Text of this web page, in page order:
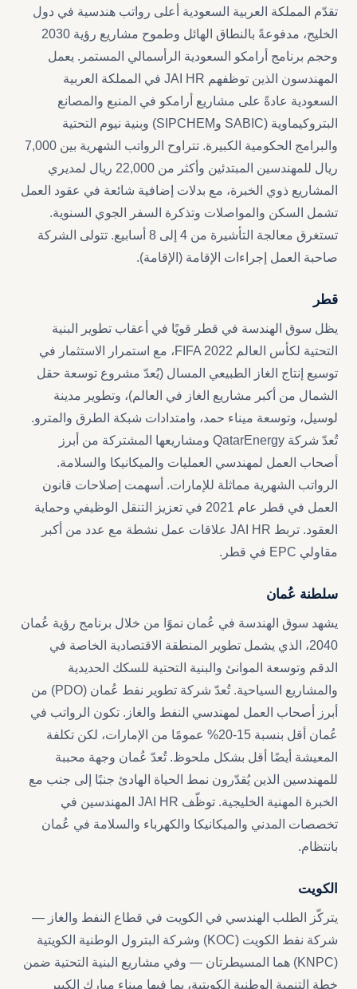
تقدّم المملكة العربية السعودية أعلى رواتب هندسية في دول
الخليج، مدفوعةً بالنطاق الهائل وطموح مشاريع رؤية 2030
وحجم برنامج أرامكو السعودية الرأسمالي المستمر. يعمل
المهندسون الذين توظفهم JAI HR في المملكة العربية
السعودية عادةً على مشاريع أرامكو في المنبع والمصانع
البتروكيماوية (SABIC وSIPCHEM) وبنية نيوم التحتية
والبرامج الحكومية الكبيرة. تتراوح الرواتب الشهرية بين 7,000
ريال للمهندسين المبتدئين وأكثر من 22,000 ريال لمديري
المشاريع ذوي الخبرة، مع بدلات إضافية شائعة في عقود العمل
تشمل السكن والمواصلات وتذكرة السفر الجوي السنوية.
تستغرق معالجة التأشيرة من 4 إلى 8 أسابيع. تتولى الشركة
صاحبة العمل إجراءات الإقامة (الإقامة).
قطر
يظل سوق الهندسة في قطر قويًا في أعقاب تطوير البنية
التحتية لكأس العالم FIFA 2022، مع استمرار الاستثمار في
توسيع إنتاج الغاز الطبيعي المسال (يُعدّ مشروع توسعة حقل
الشمال من أكبر مشاريع الغاز في العالم)، وتطوير مدينة
لوسيل، وتوسعة ميناء حمد، وامتدادات شبكة الطرق والمترو.
تُعدّ شركة QatarEnergy ومشاريعها المشتركة من أبرز
أصحاب العمل لمهندسي العمليات والميكانيكا والسلامة.
الرواتب الشهرية مماثلة للإمارات. أسهمت إصلاحات قانون
العمل في قطر عام 2021 في تعزيز التنقل الوظيفي وحماية
العقود. تربط JAI HR علاقات عمل نشطة مع عدد من أكبر
مقاولي EPC في قطر.
سلطنة عُمان
يشهد سوق الهندسة في عُمان نموًا من خلال برنامج رؤية عُمان
2040، الذي يشمل تطوير المنطقة الاقتصادية الخاصة في
الدقم وتوسعة الموانئ والبنية التحتية للسكك الحديدية
والمشاريع السياحية. تُعدّ شركة تطوير نفط عُمان (PDO) من
أبرز أصحاب العمل لمهندسي النفط والغاز. تكون الرواتب في
عُمان أقل بنسبة 15-20% عمومًا من الإمارات، لكن تكلفة
المعيشة أيضًا أقل بشكل ملحوظ. تُعدّ عُمان وجهة محببة
للمهندسين الذين يُقدّرون نمط الحياة الهادئ جنبًا إلى جنب مع
الخبرة المهنية الخليجية. توظّف JAI HR المهندسين في
تخصصات المدني والميكانيكا والكهرباء والسلامة في عُمان
بانتظام.
الكويت
يتركّز الطلب الهندسي في الكويت في قطاع النفط والغاز —
شركة نفط الكويت (KOC) وشركة البترول الوطنية الكويتية
(KNPC) هما المسيطرتان — وفي مشاريع البنية التحتية ضمن
خطة التنمية الوطنية الكويتية، بما فيها ميناء مبارك الكبير